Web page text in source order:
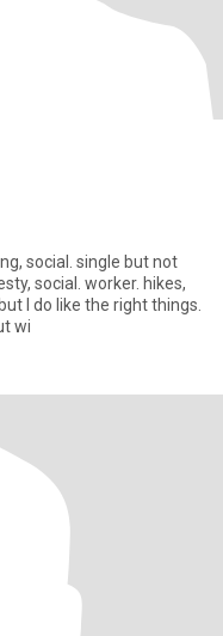
social. single but not
social. worker. hikes,
I do like the right things.
wi